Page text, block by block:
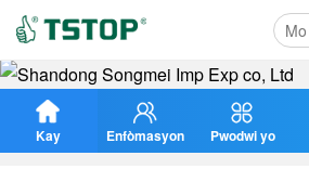
Kay
Enfòmasyon
pou nou
Pwodwi yo